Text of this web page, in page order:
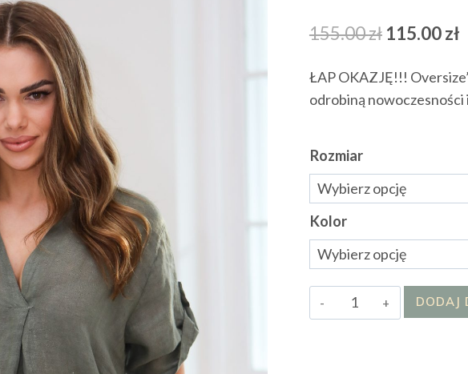
155.00zł Pierwotna
wynosiła:
115.00zł
ŁAP OKAZJĘ!!!
odrobiną
Rozmiar
Kolor
ilość
Bluzka
DODAJ